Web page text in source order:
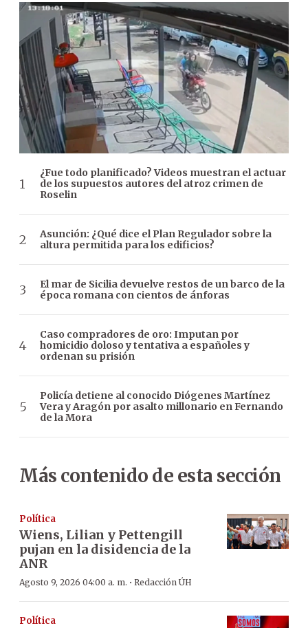
¿Fue todo planificado? Videos muestran el actuar
de los supuestos autores del atroz crimen de
Roselin
Asunción: ¿Qué dice el Plan Regulador sobre la
altura permitida para los edificios?
El mar de Sicilia devuelve restos de un barco de la
época romana con cientos de ánforas
Caso compradores de oro: Imputan por
homicidio doloso y tentativa a españoles y
ordenan su prisión
Policía detiene al conocido Diógenes Martínez
Vera y Aragón por asalto millonario en Fernando
de la Mora
Más contenido de esta sección
Política
Wiens, Lilian y Pettengill
pujan en la disidencia de la
ANR
Agosto 9, 2026 04:00 a. m. · Redacción ÚH
Política